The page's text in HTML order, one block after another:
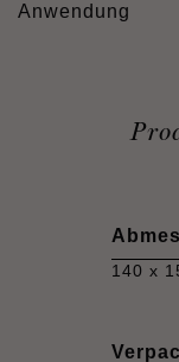
Anwendung
140 x